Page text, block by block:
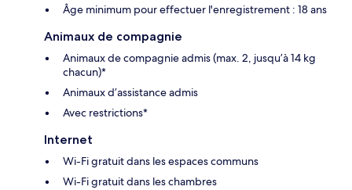
Âge minimum pour effectuer l'enregistrement : 18 ans
Animaux de compagnie
Animaux de compagnie admis (max. 2, jusqu’à 14 kg
chacun)*
Animaux d’assistance admis
Avec restrictions*
Internet
Wi-Fi gratuit dans les espaces communs
Wi-Fi gratuit dans les chambres